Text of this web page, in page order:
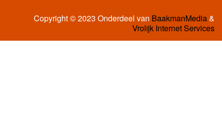
Copyright © 2023 Onderdeel van BaakmanMedia&
Vrolijk Internet Services